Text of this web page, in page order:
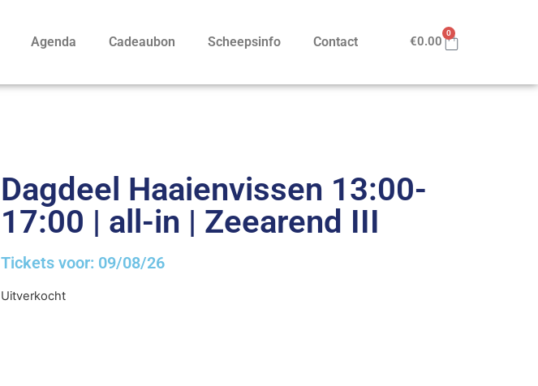
Agenda Cadeaubon Scheepsinfo Contact €0.00
0
Dagdeel Haaienvissen 13:00-
17:00 | all-in | Zeearend III
Tickets voor: 09/08/26
Uitverkocht